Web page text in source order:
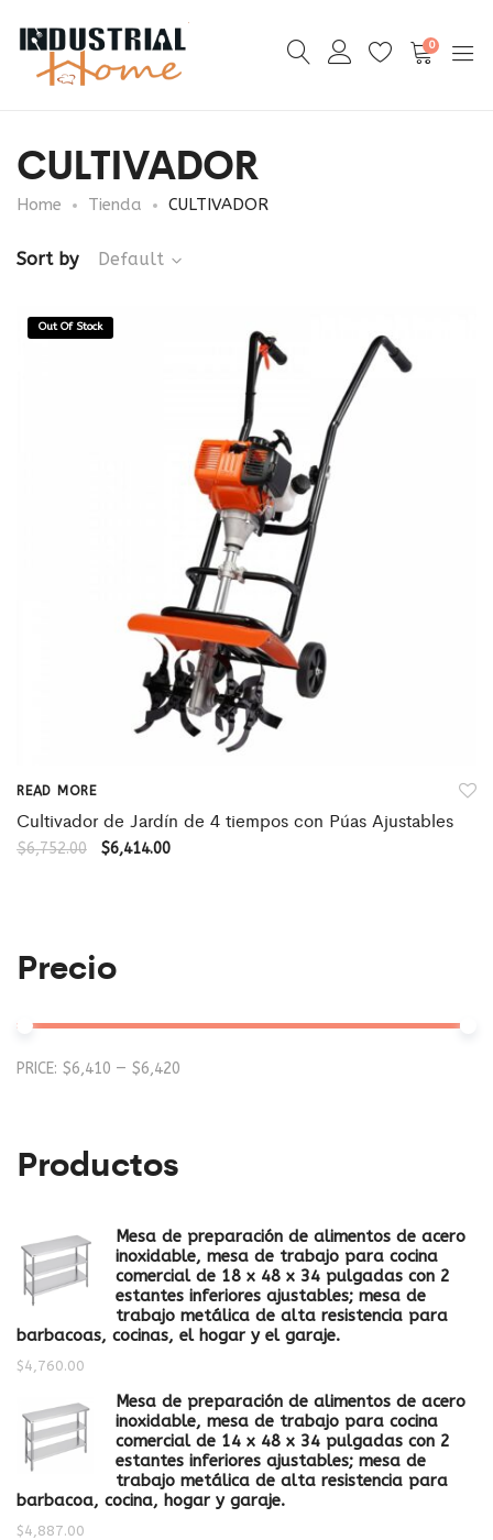
0
CULTIVADOR
Home Tienda CULTIVADOR
Sort by Default
Out Of Stock
READ MORE
Cultivador de Jardín de 4 tiempos con Púas Ajustables
$6,752.00 $6,414.00
Precio
PRICE: $6,410 — $6,420
Productos
Mesa de preparación de alimentos de acero
inoxidable, mesa de trabajo para cocina
comercial de 18 x 48 x 34 pulgadas con 2
estantes inferiores ajustables; mesa de
trabajo metálica de alta resistencia para
barbacoas, cocinas, el hogar y el garaje.
$4,760.00
Mesa de preparación de alimentos de acero
inoxidable, mesa de trabajo para cocina
comercial de 14 x 48 x 34 pulgadas con 2
estantes inferiores ajustables; mesa de
trabajo metálica de alta resistencia para
barbacoa, cocina, hogar y garaje.
$4,887.00